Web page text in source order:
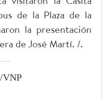
de la Plaza de la
la presentación
de José Martí. /.